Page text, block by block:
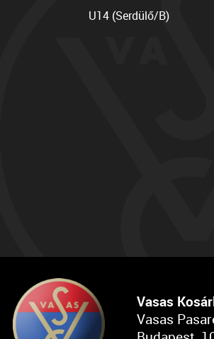
U14 (Serdülő/B)
Vasas
Vasas